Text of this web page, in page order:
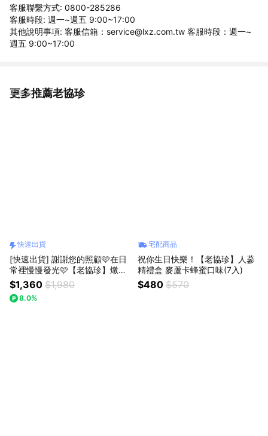
客服聯繫方式: 0800-285286
客服時段: 週一~週五 9:00~17:00
其他說明事項: 客服信箱：service@lxz.com.tw 客服時段：週一~
週五 9:00~17:00
更多推薦老協珍
看更多
快速出貨
[快速出貨] 謝謝您的照顧🩷在日
常裡慢慢發光🩷【老協珍】燉燕
窩禮盒(5入/附波鑽碗)
$1,360 $1,980
8.0%
宅配商品
祝你生日快樂！【老協珍】人蔘
精禮盒 麥蘆卡蜂蜜口味(7入)
$480 $570